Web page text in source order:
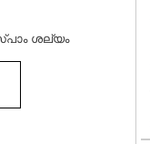
ശല്യം